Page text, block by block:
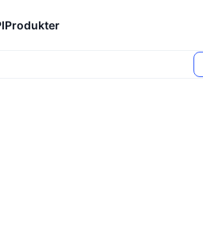
Produkter